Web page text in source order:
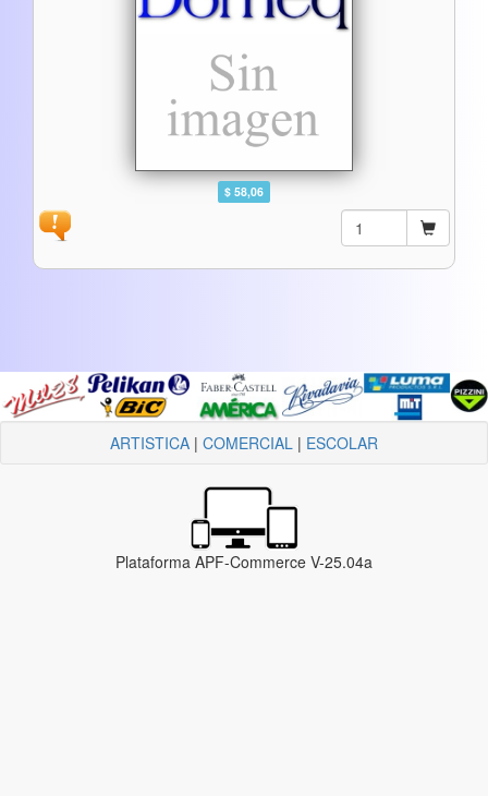
$ 58,06
ARTISTICA | COMERCIAL | ESCOLAR
Plataforma APF-Commerce V-25.04a